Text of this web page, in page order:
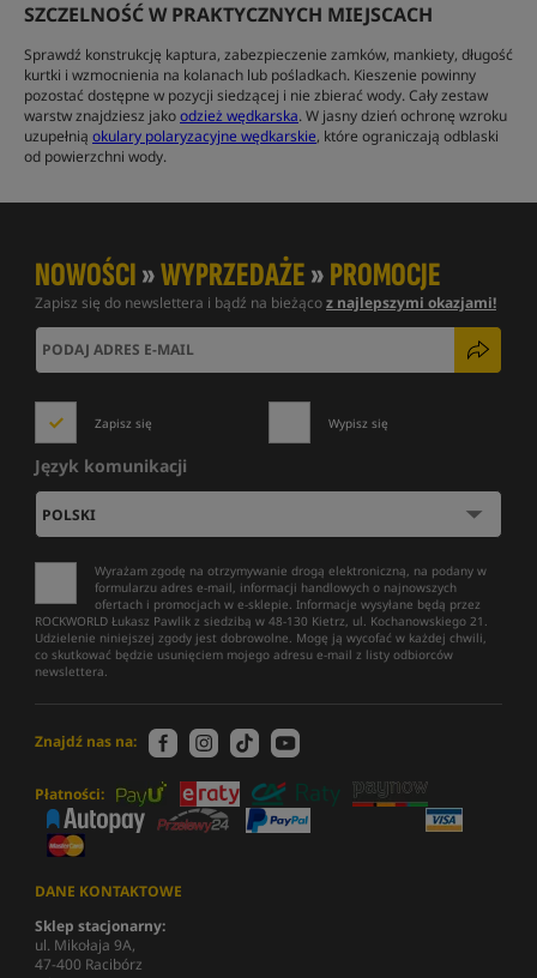
SZCZELNOŚĆ W PRAKTYCZNYCH MIEJSCACH
Sprawdź konstrukcję kaptura, zabezpieczenie zamków, mankiety, długość
kurtki i wzmocnienia na kolanach lub pośladkach. Kieszenie powinny
pozostać dostępne w pozycji siedzącej i nie zbierać wody. Cały zestaw
warstw znajdziesz jakoodzież wędkarska. W jasny dzień ochronę wzroku
uzupełnią okulary polaryzacyjne wędkarskie, które ograniczają odblaski
od powierzchni wody.
NOWOŚCI»WYPRZEDAŻE»PROMOCJE
Zapisz się do newslettera i bądź na bieżącoz najlepszymi okazjami!
Zapisz się Wypisz się
Język komunikacji
Wyrażam zgodę na otrzymywanie drogą elektroniczną, na podany w
formularzu adres e-mail, informacji handlowych o najnowszych
ofertach i promocjach w e-sklepie. Informacje wysyłane będą przez
ROCKWORLD Łukasz Pawlik z siedzibą w 48-130 Kietrz, ul. Kochanowskiego 21.
Udzielenie niniejszej zgody jest dobrowolne. Mogę ją wycofać w każdej chwili,
co skutkować będzie usunięciem mojego adresu e-mail z listy odbiorców
newslettera.
Znajdź nas na:
Płatności:
DANE KONTAKTOWE
Sklep stacjonarny:
ul. Mikołaja 9A,
47-400 Racibórz